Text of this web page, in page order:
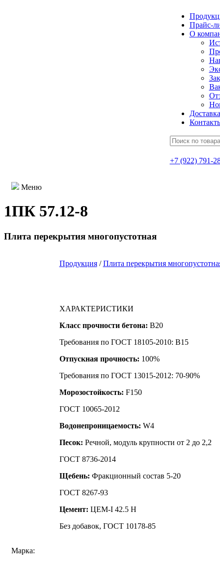
Прайс-
О
Доставка
+7 (922) 791-
Меню
1ПК 57.12-8
Плита перекрытия многопустотная
Продукция/Плита перекрытия
ХАРАКТЕРИСТИКИ
Класс прочности бетона: B20
Требования по ГОСТ 18105-2010: B15
Отпускная прочность: 100%
Требования по ГОСТ 13015-2012: 70-90%
Морозостойкость: F150
ГОСТ 10065-2012
Водонепроницаемость: W4
Песок: Речной, модуль крупности от 2 до 2,2
ГОСТ 8736-2014
Щебень: Фракционный состав 5-20
ГОСТ 8267-93
Цемент: ЦЕМ-I 42.5 Н
Без добавок, ГОСТ 10178-85
Марка: